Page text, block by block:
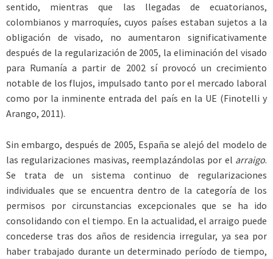
sentido, mientras que las llegadas de ecuatorianos,
colombianos y marroquíes, cuyos países estaban sujetos a la
obligación de visado, no aumentaron significativamente
después de la regularización de 2005, la eliminación del visado
para Rumanía a partir de 2002 sí provocó un crecimiento
notable de los flujos, impulsado tanto por el mercado laboral
como por la inminente entrada del país en la UE (Finotelli y
Arango, 2011).
Sin embargo, después de 2005, España se alejó del modelo de
las regularizaciones masivas, reemplazándolas por el arraigo.
Se trata de un sistema continuo de regularizaciones
individuales que se encuentra dentro de la categoría de los
permisos por circunstancias excepcionales que se ha ido
consolidando con el tiempo. En la actualidad, el arraigo puede
concederse tras dos años de residencia irregular, ya sea por
haber trabajado durante un determinado período de tiempo,